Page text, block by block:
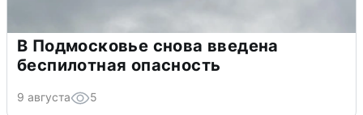
В Подмосковье снова введена
беспилотная опасность
9 августа 5